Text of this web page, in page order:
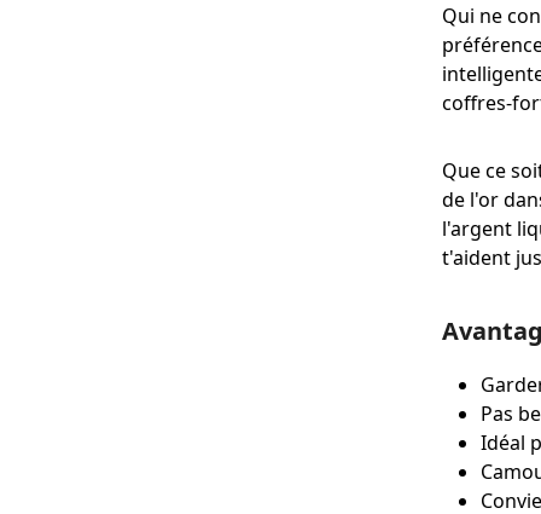
Qui ne
coffres-
Que ce
de l'or
l'argent
t'aident
Pas
Idéal